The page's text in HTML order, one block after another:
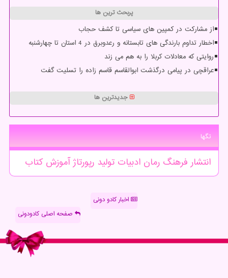
پربحث ترین ها
از مشارکت در کمپین های سیاسی تا کشف حجاب
اخطار تداوم بارندگی های تابستانه و رعدوبرق در 4 استان تا چهارشنبه
روایتی که معادلات کربلا را به هم می زند
عراقچی در پیامی درگذشت ابوالقاسم قاسم زاده را تسلیت گفت
جدیدترین ها
تگها
انتشار فرهنگ رمان ادبیات تولید رپورتاژآموزشكتاب
اخبار کادو دونی
صفحه اصلی کادودونی